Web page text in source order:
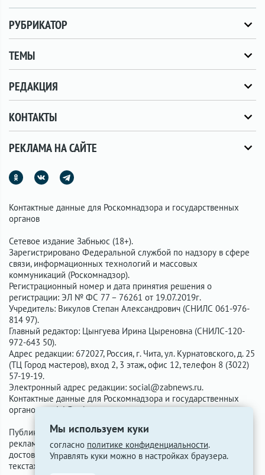
Мы используем куки
согласно политике конфиденциальности.
Управлять куки можно в настройках браузера.
РУБРИКАТОР
ТЕМЫ
РЕДАКЦИЯ
КОНТАКТЫ
РЕКЛАМА НА САЙТЕ
Контактные данные для Роскомнадзора и государственных
органов
Сетевое издание Забньюс (18+).
Зарегистрировано Федеральной службой по надзору в сфере
связи, информационных технологий и массовых
коммуникаций (Роскомнадзор).
Регистрационный номер и дата принятия решения о
регистрации: ЭЛ № ФС 77 – 76261 от 19.07.2019г.
Учредитель: Викулов Степан Александрович (СНИЛС 061-976-
814 97).
Главный редактор: Цынгуева Ирина Цыреновна (СНИЛС-120-
972-643 50).
Адрес редакции: 672027, Россия, г. Чита, ул. Курнатовского, д. 25
(ТЦ Город мастеров), вход 2, 3 этаж, офис 12, телефон 8 (3022)
57-19-19.
Электронный адрес редакции: social@zabnews.ru.
Контактные данные для Роскомнадзора и государственных
органов:
social@zabnews.ru.
Публикации с пометками «Реклама», «Выборы» оплачены
рекламодателем. Редакция сайта не несёт ответственности за
достоверность информации, содержащейся в рекламных
текстах.